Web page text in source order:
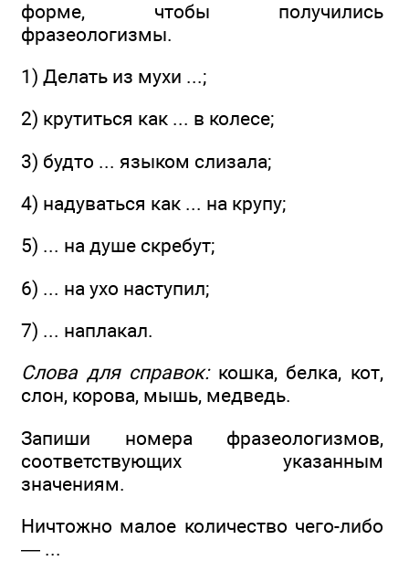
форме, чтобы получились
фразеологизмы.
1) Делать из мухи ...;
2) крутиться как ... в колесе;
3) будто ... языком слизала;
4) надуваться как ... на крупу;
5) ... на душе скребут;
6) ... на ухо наступил;
7) ... наплакал.
Слова для справок:кошка, белка, кот,
слон, корова, мышь, медведь.
Запиши номера фразеологизмов,
соответствующих указанным
значениям.
Ничтожно малое количество чего-либо
— ...